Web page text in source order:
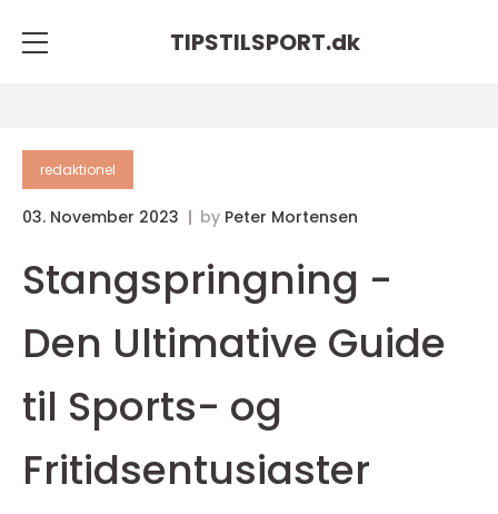
TIPSTILSPORT.dk
redaktionel
03. November 2023 by Peter Mortensen
Stangspringning -
Den Ultimative Guide
til Sports- og
Fritidsentusiaster